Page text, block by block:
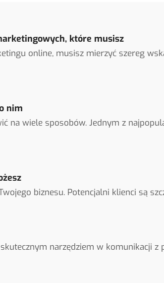
które musisz
online, musisz mierzyć szereg
nim
na wiele sposobów. Jednym z
biznesu. Potencjalni klienci są
narzędziem w komunikacji